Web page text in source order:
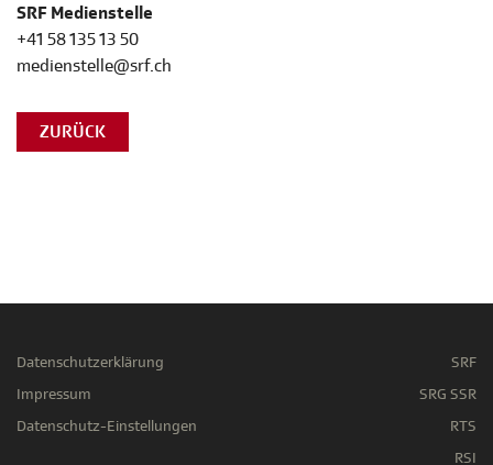
SRF Medienstelle
+41 58 135 13 50
medienstelle@srf.ch
ZURÜCK
Datenschutzerklärung
Impressum
Datenschutz-Einstellungen
SRF
SRG SSR
RTS
RSI